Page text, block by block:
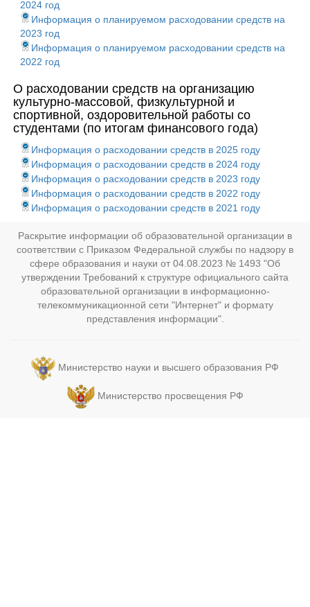
2024 год
Информация о планируемом расходовании средств на
2023 год
Информация о планируемом расходовании средств на
2022 год
О расходовании средств на организацию
культурно-массовой, физкультурной и
спортивной, оздоровительной работы со
студентами (по итогам финансового года)
Информация о расходовании средств в 2025 году
Информация о расходовании средств в 2024 году
Информация о расходовании средств в 2023 году
Информация о расходовании средств в 2022 году
Информация о расходовании средств в 2021 году
Раскрытие информации об образовательной организации в
соответствии с Приказом Федеральной службы по надзору в
сфере образования и науки от 04.08.2023 № 1493 "Об
утверждении Требований к структуре официального сайта
образовательной организации в информационно-
телекоммуникационной сети "Интернет" и формату
представления информации".
Министерство науки и высшего образования РФ
Министерство просвещения РФ